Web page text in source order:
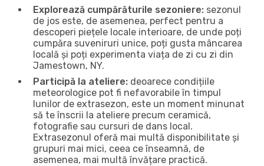
Explorează cumpărăturile sezoniere: sezonul
de jos este, de asemenea, perfect pentru a
descoperi piețele locale interioare, de unde poți
cumpăra suveniruri unice, poți gusta mâncarea
locală și poți experimenta viața de zi cu zi din
Jamestown, NY.
Participă la ateliere: deoarece condițiile
meteorologice pot fi nefavorabile în timpul
lunilor de extrasezon, este un moment minunat
să te înscrii la ateliere precum ceramică,
fotografie sau cursuri de dans local.
Extrasezonul oferă mai multă disponibilitate și
grupuri mai mici, ceea ce înseamnă, de
asemenea, mai multă învățare practică.